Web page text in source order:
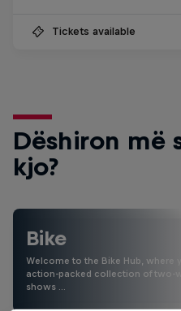
Tickets available
Dëshiron më
kjo?
Bike
Welcome to the Bike Hub, where
action-packed collection of two-
shows …